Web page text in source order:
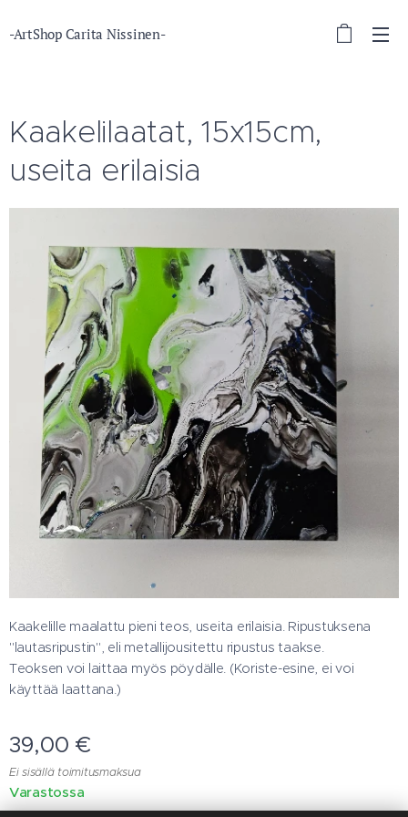
-ArtShop Carita Nissinen-
Kaakelilaatat, 15x15cm,
useita erilaisia
Kaakelille maalattu pieni teos, useita erilaisia. Ripustuksena
"lautasripustin", eli metallijousitettu ripustus taakse.
Teoksen voi laittaa myös pöydälle. (Koriste-esine, ei voi
käyttää laattana.)
39,00 €
Ei sisällä toimitusmaksua
Varastossa